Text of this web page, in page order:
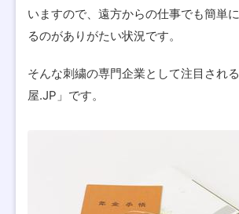
いますので、遠方からの仕事でも簡単
るのがありがたい状況です。
そんな刺繍の専門企業として注目され
屋.JP」です。